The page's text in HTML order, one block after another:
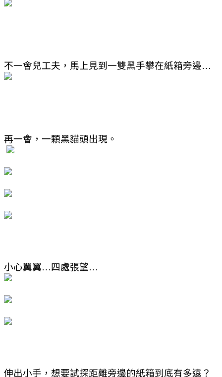
不一會兒工夫，馬上見到一雙黑手攀在紙箱旁邊…
再一會，一顆黑貓頭出現。
小心翼翼… 四處張望…
伸出小手，想要試探距離旁邊的紙箱到底有多遠？